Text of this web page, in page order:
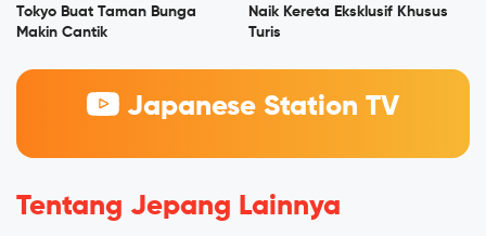
Tokyo Buat Taman Bunga
Makin Cantik
Naik Kereta Eksklusif Khusus
Turis
Japanese Station TV
Tentang Jepang Lainnya